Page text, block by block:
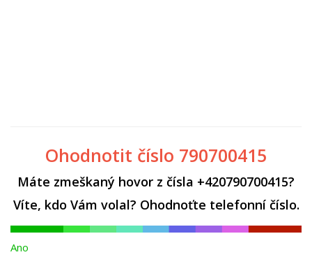
Ohodnotit číslo 790700415
Máte zmeškaný hovor z čísla +420790700415?
Víte, kdo Vám volal? Ohodnoťte telefonní číslo.
Ano